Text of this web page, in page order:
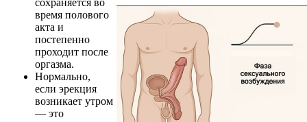
время полового
акта и
постепенно
проходит после
оргазма.
Нормально,
если эрекция
возникает утром
— это